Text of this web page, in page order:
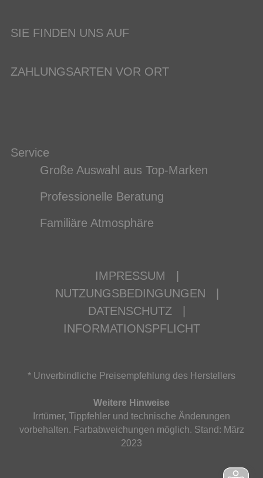
SIE FINDEN UNS AUF
ZAHLUNGSARTEN VOR ORT
Service
Große Auswahl aus Top-Marken
Professionelle Beratung
Familiäre Atmosphäre
IMPRESSUM
NUTZUNGSBEDINGUNGEN
DATENSCHUTZ
INFORMATIONSPFLICHT
* Unverbindliche Preisempfehlung des Herstellers
Weitere Hinweise
Irrtümer, Tippfehler und technische Änderungen
vorbehalten. Farbabweichungen möglich. Stand: März
2023